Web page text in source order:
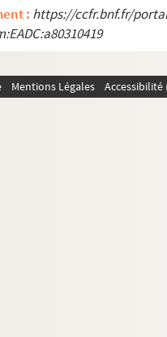
: https://ccfr.bnf.fr/
Mentions Légales